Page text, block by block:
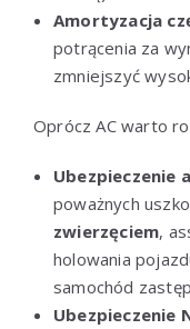
Amortyzacja
potrącenia za
zmniejszyć
Oprócz AC warto
Ubezpieczenie
poważnych
zwierzęciem,
holowania
samochód
Ubezpieczenie